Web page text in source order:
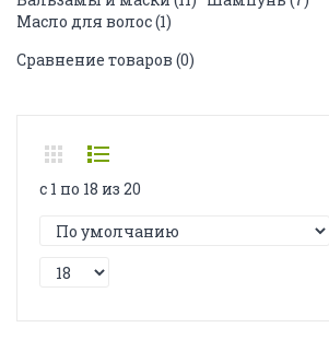
Масло для волос (1)
Сравнение товаров (0)
c 1 по 18 из 20